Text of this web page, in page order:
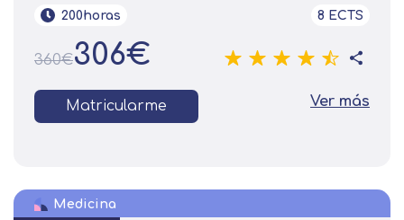
200horas 8 ECTS
360€306€
Matricularme Ver más
Medicina